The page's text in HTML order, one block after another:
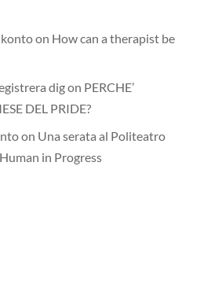
on How can a therapist be
digon PERCHE’
DEL PRIDE?
on Una serata al Politeatro
in Progress